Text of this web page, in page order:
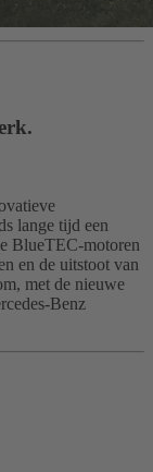
lange tijd een
BlueTEC-motoren
en de uitstoot van
met de nieuwe
Benz